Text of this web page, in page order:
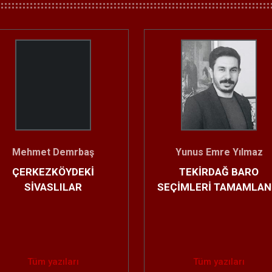
Sedat Dörtkardeş
EVLİLİK, EVCİLİK OYUNU
DEĞİLDİR!
Tüm yazıları
Doç.Dr. Mahir KIRNAP
ORGAN NAKLİ VE
EDİLEN SORULAR
Tüm yazıları